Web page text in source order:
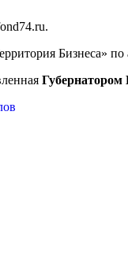
.
Бизнеса» по